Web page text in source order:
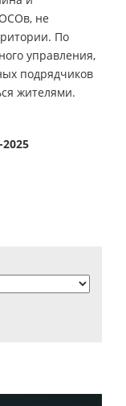
не
По
управления,
подрядчиков
жителями.